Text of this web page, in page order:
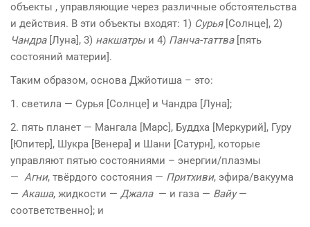
объекты , управляющие через различные обстоятельства
и действия. В эти объекты входят: 1) Сурья[Солнце], 2)
Чандра[Луна], 3) накшатрыи 4) Панча-таттва[пять
состояний материи].
Таким образом, основа Джйотиша – это:
1. светила — Сурья [Солнце] и Чандра [Луна];
2. пять планет — Мангала [Марс], Буддха [Меркурий], Гуру
[Юпитер], Шукра [Венера] и Шани [Сатурн], которые
управляют пятью состояниями – энергии/плазмы
— Агни, твёрдого состояния — Притхиви, эфира/вакуума
— Акаша, жидкости — Джала— и газа — Вайу—
соответственно]; и